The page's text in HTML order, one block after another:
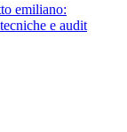
emiliano:
e audit